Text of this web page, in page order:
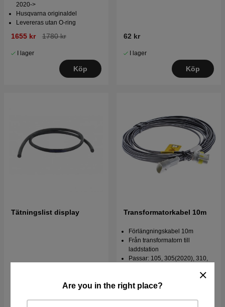
Are you in the right place?
2020->
Husqvarna originaldel
Levereras utan O-ring
1655 kr 1780 kr
I lager
Köp
62 kr
I lager
Köp
Tätningslist display
I lager
Transformatorkabel 10m
Förlängningskabel 10m
Från transformatorn till
laddstation
Passar: 105, 305(2020), 310,
825 kr
I lager